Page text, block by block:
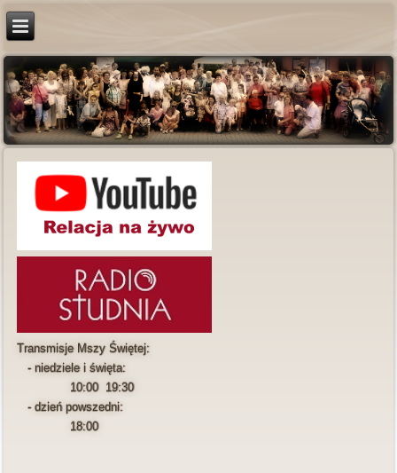
Transmisje Mszy Świętej:
- niedziele i święta:
10:00 19:30
- dzień powszedni:
18:00